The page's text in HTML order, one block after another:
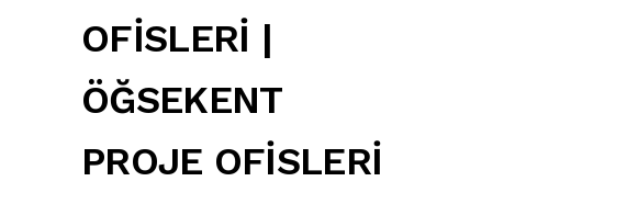
OFİSLERİ |
ÖĞSEKENT
PROJE OFİSLERİ